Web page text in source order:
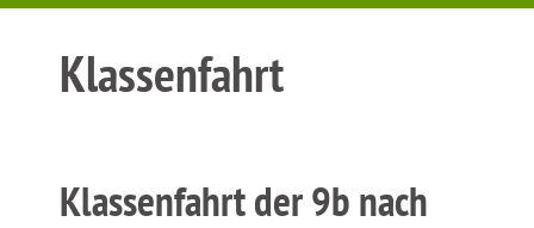
Klassenfahrt
Klassenfahrt der 9b nach